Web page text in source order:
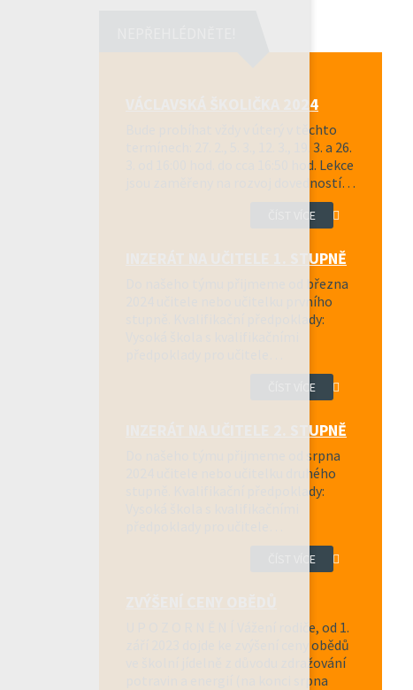
VÁCLAVSKÁ ŠKOLIČKA 2024
Bude probíhat vždy v úterý v těchto
termínech: 27. 2., 5. 3., 12. 3., 19. 3. a 26.
3. od 16:00 hod. do cca 16:50 hod. Lekce
jsou zaměřeny na rozvoj dovedností…
ČÍST VÍCE
INZERÁT NA UČITELE 1. STUPNĚ
Do našeho týmu přijmeme od března
2024 učitele nebo učitelku prvního
stupně. Kvalifikační předpoklady:
ČÍST VÍCE
INZERÁT NA UČITELE 2. STUPNĚ
Do našeho týmu přijmeme od srpna
2024 učitele nebo učitelku druhého
stupně. Kvalifikační předpoklady:
ČÍST VÍCE
U P O Z O R N Ě N Í Vážení rodiče, od 1.
září 2023 dojde ke zvýšení ceny obědů
ve školní jídelně z důvodu zdražování
potravin a energií (na konci srpna